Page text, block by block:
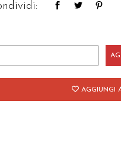
AGGIUNGI